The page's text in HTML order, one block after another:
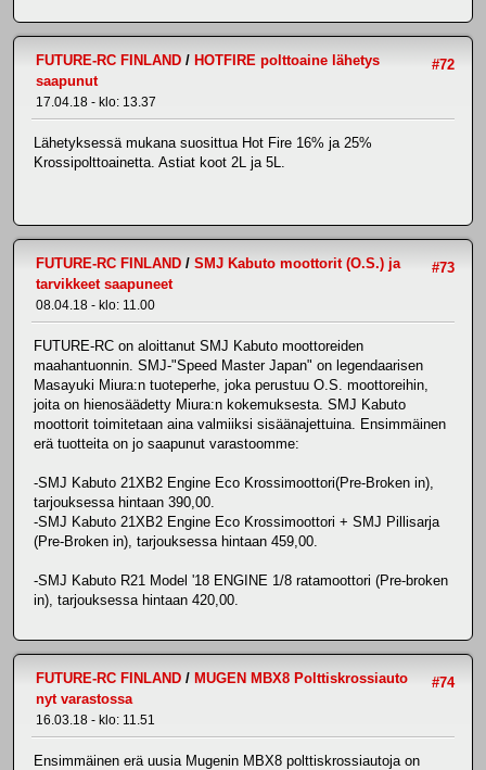
#72
FUTURE-RC FINLAND / HOTFIRE polttoaine lähetys
saapunut
17.04.18 - klo: 13.37
Lähetyksessä mukana suosittua Hot Fire 16% ja 25%
Krossipolttoainetta. Astiat koot 2L ja 5L.
#73
FUTURE-RC FINLAND / SMJ Kabuto moottorit (O.S.) ja
tarvikkeet saapuneet
08.04.18 - klo: 11.00
FUTURE-RC on aloittanut SMJ Kabuto moottoreiden
maahantuonnin. SMJ-"Speed Master Japan" on legendaarisen
Masayuki Miura:n tuoteperhe, joka perustuu O.S. moottoreihin,
joita on hienosäädetty Miura:n kokemuksesta. SMJ Kabuto
moottorit toimitetaan aina valmiiksi sisäänajettuina. Ensimmäinen
erä tuotteita on jo saapunut varastoomme:
-SMJ Kabuto 21XB2 Engine Eco Krossimoottori(Pre-Broken in),
tarjouksessa hintaan 390,00.
-SMJ Kabuto 21XB2 Engine Eco Krossimoottori + SMJ Pillisarja
(Pre-Broken in), tarjouksessa hintaan 459,00.
-SMJ Kabuto R21 Model '18 ENGINE 1/8 ratamoottori (Pre-broken
in), tarjouksessa hintaan 420,00.
#74
FUTURE-RC FINLAND / MUGEN MBX8 Polttiskrossiauto
nyt varastossa
16.03.18 - klo: 11.51
Ensimmäinen erä uusia Mugenin MBX8 polttiskrossiautoja on